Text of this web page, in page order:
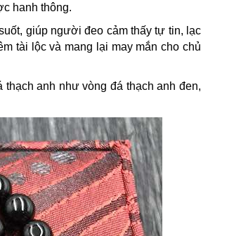
hanh thông.
giúp người đeo cảm thấy tự tin, lạc
tài lộc và mang lại may mắn cho chủ
anh như vòng đá thạch anh đen,